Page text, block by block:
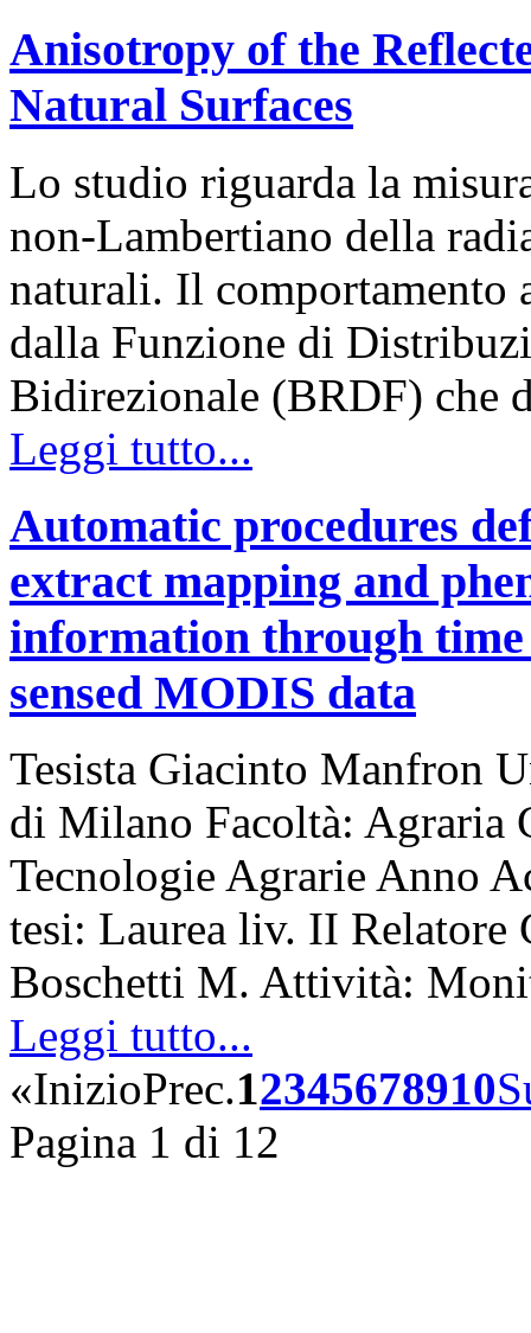
Anisotropy of the
Natural Surfaces
Lo studio riguarda la
non-Lambertiano della
naturali. Il comportamento
dalla Funzione di
Bidirezionale (BRDF) che
Leggi tutto...
Automatic procedures
extract mapping and
information through time
sensed MODIS data
Tesista Giacinto Manfron
di Milano Facoltà: Agraria
Tecnologie Agrarie Anno
tesi: Laurea liv. II
Boschetti M. Attività:
Leggi tutto...
«InizioPrec.12345678910
Pagina 1 di 12